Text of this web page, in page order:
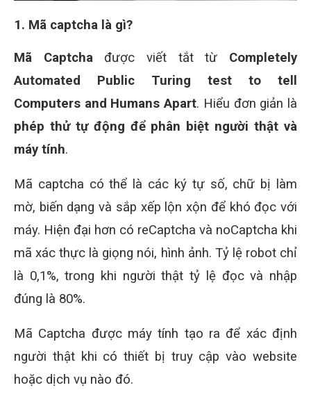
1. Mã captcha là gì?
Mã Captchađược viết tắt từ Completely
Automated Public Turing test to tell
Computers and Humans Apart. Hiểu đơn giản là
phép thử tự động để phân biệt người thật và
máy tính.
Mã captcha có thể là các ký tự số, chữ bị làm
mờ, biến dạng và sắp xếp lộn xộn để khó đọc với
máy. Hiện đại hơn có reCaptcha và noCaptcha khi
mã xác thực là giọng nói, hình ảnh. Tỷ lệ robot chỉ
là 0,1%, trong khi người thật tỷ lệ đọc và nhập
đúng là 80%.
Mã Captcha được máy tính tạo ra để xác định
người thật khi có thiết bị truy cập vào website
hoặc dịch vụ nào đó.